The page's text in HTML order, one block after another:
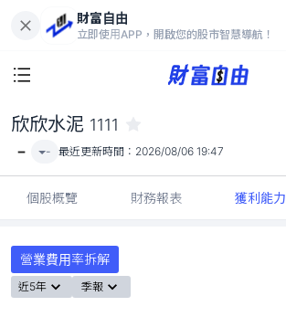
財富自由
立即使用APP，開啟您的股市智慧導航！
-
欣欣水泥 1111
- - 最近更新時間： 2026/08/06 19:47
個股概覽 財務報表 獲利能力
營業費用率拆解
近5年 季報